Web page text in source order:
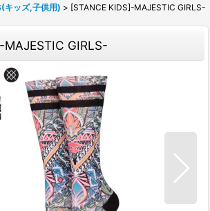
キッズ,子供用) > [STANCE KIDS]-MAJESTIC GIRLS-
MAJESTIC GIRLS-